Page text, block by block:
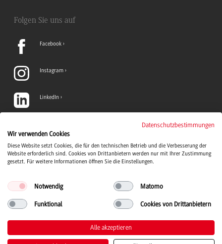
Folgen Sie uns auf
Facebook
Instagram
LinkedIn
YouTube
© 2026 Duale Hochschule Baden-Württemberg
Datenschutzbestimmungen
Wir verwenden Cookies
Diese Website setzt Cookies, die für den technischen Betrieb und die Verbesserung der
Website erforderlich sind. Cookies von Drittanbietern werden nur mit Ihrer Zustimmung
gesetzt. Für weitere Informationen öffnen Sie die Einstellungen.
Notwendig Matomo
Funktional Cookies von Drittanbietern
Alle akzeptieren